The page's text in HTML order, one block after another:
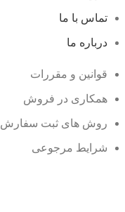
تماس با ما
درباره ما
قوانین و مقررات
همکاری در فروش
روش های ثبت سفارش
شرایط مرجوعی